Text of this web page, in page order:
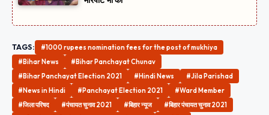
TAGS:
#1000 rupees nomination fees for the post of mukhiya
#Bihar News
#Bihar Panchayat Chunav
#Bihar Panchayat Election 2021
#Hindi News
#Jila Parishad
#News in Hindi
#Panchayat Election 2021
#Ward Member
#जिला परिषद
#पंचायत चुनाव 2021 #बिहार न्यूज
#बिहार पंचायत चुनाव 2021